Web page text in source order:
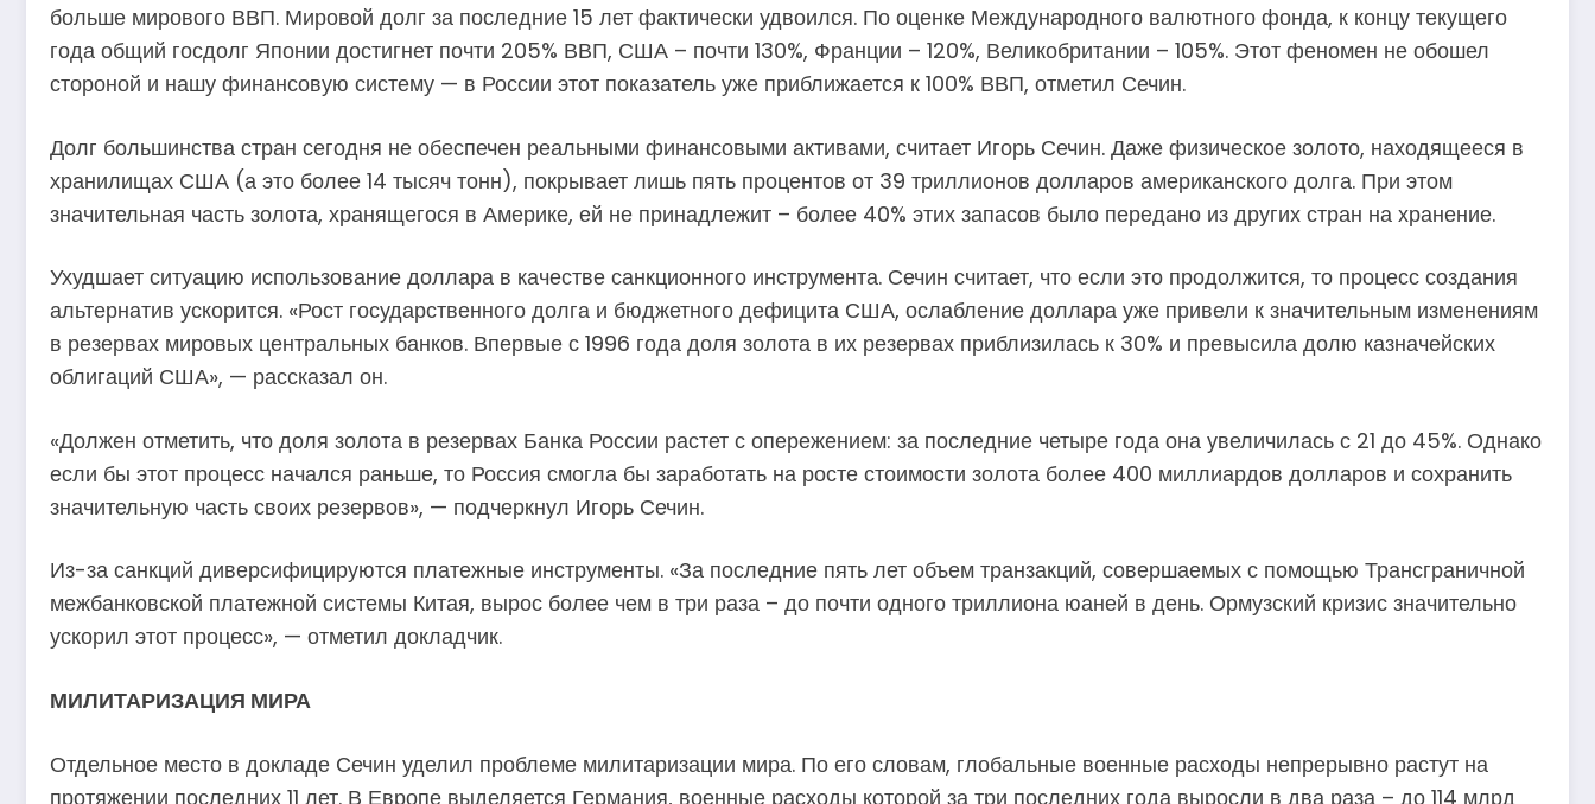
больше мирового ВВП. Мировой долг за последние 15 лет фактически удвоился. По оценке Международного валютного фонда, к концу текущего
года общий госдолг Японии достигнет почти 205% ВВП, США – почти 130%, Франции – 120%, Великобритании – 105%. Этот феномен не обошел
стороной и нашу финансовую систему — в России этот показатель уже приближается к 100% ВВП, отметил Сечин.
Долг большинства стран сегодня не обеспечен реальными финансовыми активами, считает Игорь Сечин. Даже физическое золото, находящееся в
хранилищах США (а это более 14 тысяч тонн), покрывает лишь пять процентов от 39 триллионов долларов американского долга. При этом
значительная часть золота, хранящегося в Америке, ей не принадлежит – более 40% этих запасов было передано из других стран на хранение.
Ухудшает ситуацию использование доллара в качестве санкционного инструмента. Сечин считает, что если это продолжится, то процесс создания
альтернатив ускорится. «Рост государственного долга и бюджетного дефицита США, ослабление доллара уже привели к значительным изменениям
в резервах мировых центральных банков. Впервые с 1996 года доля золота в их резервах приблизилась к 30% и превысила долю казначейских
облигаций США», — рассказал он.
«Должен отметить, что доля золота в резервах Банка России растет с опережением: за последние четыре года она увеличилась с 21 до 45%. Однако
если бы этот процесс начался раньше, то Россия смогла бы заработать на росте стоимости золота более 400 миллиардов долларов и сохранить
значительную часть своих резервов», — подчеркнул Игорь Сечин.
Из-за санкций диверсифицируются платежные инструменты. «За последние пять лет объем транзакций, совершаемых с помощью Трансграничной
межбанковской платежной системы Китая, вырос более чем в три раза – до почти одного триллиона юаней в день. Ормузский кризис значительно
ускорил этот процесс», — отметил докладчик.
МИЛИТАРИЗАЦИЯ МИРА
Отдельное место в докладе Сечин уделил проблеме милитаризации мира. По его словам, глобальные военные расходы непрерывно растут на
протяжении последних 11 лет. В Европе выделяется Германия, военные расходы которой за три последних года выросли в два раза – до 114 млрд